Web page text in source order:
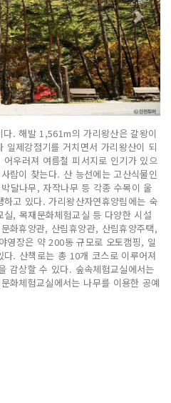
. 해발 1,561m의 가리왕산은 갈왕이
일제강점기를 거치면서 가리왕산이 되
우러져 여름철 피서지로 인기가 있으
람이 찾는다. 산 능선에는 고산식물인
달나무, 자작나무 등 각종 수목이 울
고 있다. 가리왕산자연휴양림에는 숙
, 목재문화체험교실 등 다양한 시설
화휴양관, 산림휴양관, 산림휴양주택,
영장은 약 200동 규모로 오토캠핑, 일
. 산책로는 총 10개 코스로 이루어져
감상할 수 있다. 숲속체험교실에서는
화체험교실에서는 나무를 이용한 공예